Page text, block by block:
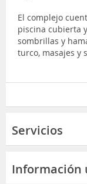
El complejo
piscina cubierta
sombrillas y
turco, masajes y
Servicios
Información